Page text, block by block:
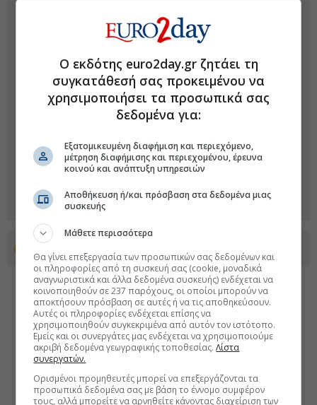
Ο εκδότης euro2day.gr ζητάει τη
συγκατάθεσή σας προκειμένου να
χρησιμοποιήσει τα προσωπικά σας
δεδομένα για:
Εξατομικευμένη διαφήμιση και περιεχόμενο,
μέτρηση διαφήμισης και περιεχομένου, έρευνα
κοινού και ανάπτυξη υπηρεσιών
Αποθήκευση ή/και πρόσβαση στα δεδομένα μιας
συσκευής
Μάθετε περισσότερα
Θα γίνει επεξεργασία των προσωπικών σας δεδομένων και
οι πληροφορίες από τη συσκευή σας (cookie, μοναδικά
αναγνωριστικά και άλλα δεδομένα συσκευής) ενδέχεται να
κοινοποιηθούν σε 237 παρόχους, οι οποίοι μπορούν να
αποκτήσουν πρόσβαση σε αυτές ή να τις αποθηκεύσουν.
Αυτές οι πληροφορίες ενδέχεται επίσης να
χρησιμοποιηθούν συγκεκριμένα από αυτόν τον ιστότοπο.
Εμείς και οι συνεργάτες μας ενδέχεται να χρησιμοποιούμε
ακριβή δεδομένα γεωγραφικής τοποθεσίας.Λίστα
συνεργατών.
Ορισμένοι προμηθευτές μπορεί να επεξεργάζονται τα
προσωπικά δεδομένα σας με βάση το έννομο συμφέρον
τους, αλλά μπορείτε να αρνηθείτε κάνοντας διαχείριση των